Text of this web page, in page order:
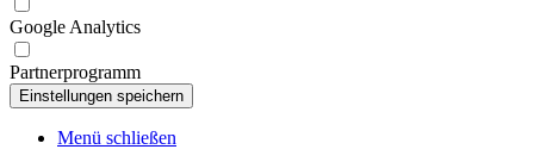
Google Analytics
Partnerprogramm
Menü schließen